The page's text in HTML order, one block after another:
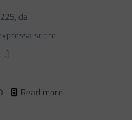
da
sobre
Read more